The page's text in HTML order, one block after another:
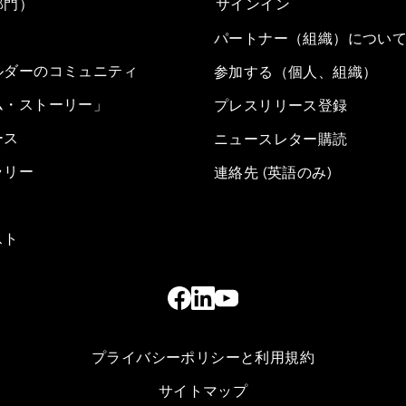
）
ーのコミュニティ
ストーリー」
リー
サインイン
パートナー（組織）につい
参加する（個人、組織）
プレスリリース登録
ニュースレター購読
連絡先 (英語のみ)
プライバシーポリシーと利用規約
サイトマップ